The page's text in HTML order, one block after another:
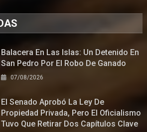
Balacera En Las Islas: Un Detenido En
San Pedro Por El Robo De Ganado
07/08/2026
El Senado Aprobó La Ley De
Propiedad Privada, Pero El Oficialismo
Tuvo Que Retirar Dos Capítulos Clave